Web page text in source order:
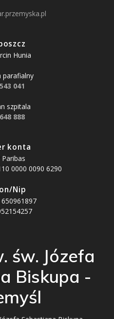
Hunia
parafialny
041
szpitala
888
konta
Paribas
0000 0090 6290
Nip
650961897
św. Józefa
Biskupa -